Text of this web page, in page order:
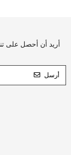
أريد أن أحصل على
أرسل